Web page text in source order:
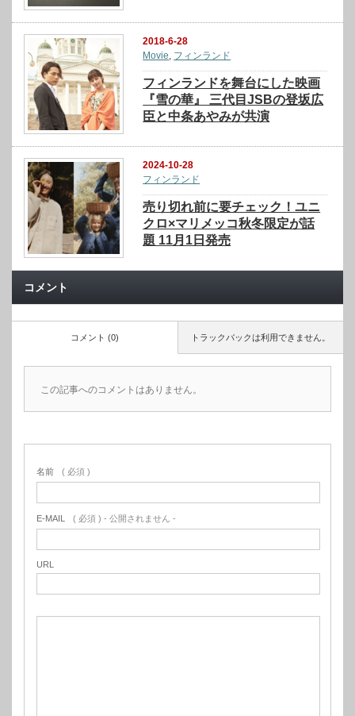
2018-6-28
Movie フィンランド
フィンランドを舞台にした映画
『雪の華』 三代目JSBの登坂広
臣と中条あやみが共演
2024-10-28
フィンランド
売り切れ前に要チェック！ユニ
クロ×マリメッコ秋冬限定が話
題 11月1日発売
コメント
トラックバックは利用できません。
コメント (0)
この記事へのコメントはありません。
名前 ( 必須 )
E-MAIL ( 必須 ) - 公開されません -
URL